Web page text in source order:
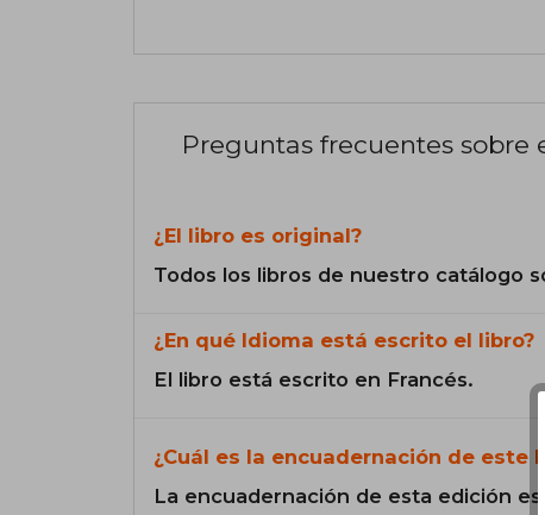
Preguntas frecuentes sobre
¿El libro es original?
Todos los libros de nuestro catálogo
¿En qué Idioma está escrito el libro?
El libro está escrito en Francés.
¿Cuál es la encuadernación de este
La encuadernación de esta edición